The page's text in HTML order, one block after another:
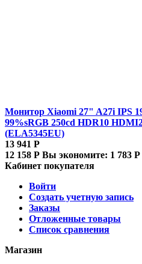
Монитор Xiaomi 27" A27i IPS
99%sRGB 250cd HDR10
(ELA5345EU)
13 941 Р
12 158 Р Вы экономите: 1 783 Р
Кабинет покупателя
Войти
Создать учетную запись
Заказы
Отложенные товары
Список сравнения
Магазин